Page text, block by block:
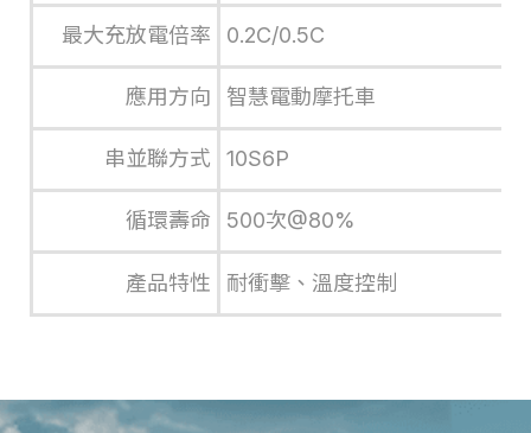
最大充放電倍率 0.2C/0.5C
應用方向 智慧電動摩托車
串並聯方式 10S6P
循環壽命 500次@80%
產品特性 耐衝擊、溫度控制